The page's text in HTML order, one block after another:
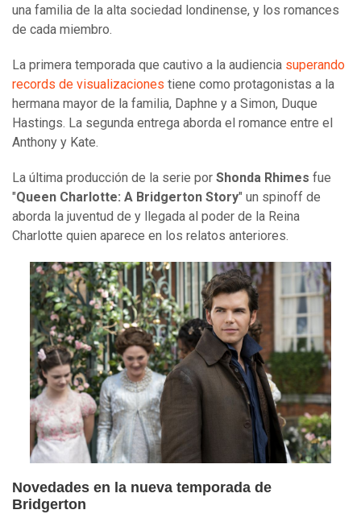
una familia de la alta sociedad londinense, y los romances
de cada miembro.
La primera temporada que cautivo a la audiencia superando
records de visualizaciones tiene como protagonistas a la
hermana mayor de la familia, Daphne y a Simon, Duque
Hastings. La segunda entrega aborda el romance entre el
Anthony y Kate.
La última producción de la serie por Shonda Rhimes fue
"Queen Charlotte: A Bridgerton Story" un spinoff de
aborda la juventud de y llegada al poder de la Reina
Charlotte quien aparece en los relatos anteriores.
Novedades en la nueva temporada de
Bridgerton